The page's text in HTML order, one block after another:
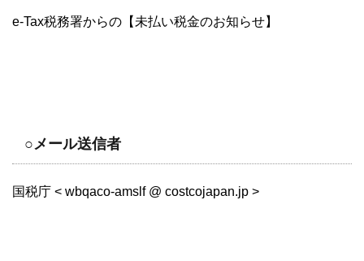
e-Tax税務署からの【未払い税金のお知らせ】
○メール送信者
国税庁 < wbqaco-amslf @ costcojapan.jp >